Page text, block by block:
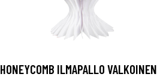
HONEYCOMB ILMAPALLO VALKOINEN